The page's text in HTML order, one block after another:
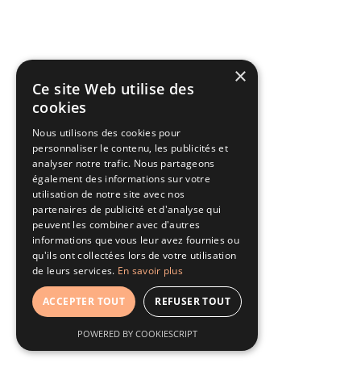
×
Ce site Web utilise des
cookies
Nous utilisons des cookies pour
personnaliser le contenu, les publicités et
analyser notre trafic. Nous partageons
également des informations sur votre
utilisation de notre site avec nos
partenaires de publicité et d'analyse qui
peuvent les combiner avec d'autres
informations que vous leur avez fournies ou
qu'ils ont collectées lors de votre utilisation
de leurs services. En savoir plus
ACCEPTER TOUT REFUSER TOUT
POWERED BY COOKIESCRIPT